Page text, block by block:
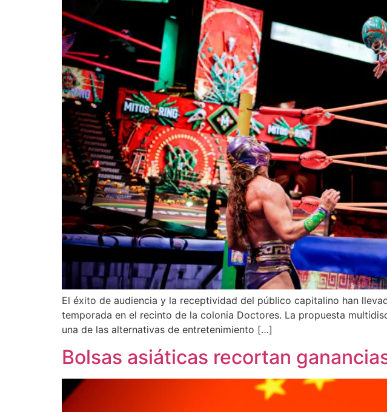
El éxito de audiencia y la receptividad del público capitalino han
temporada en el recinto de la colonia Doctores. La propuesta
una de las alternativas de entretenimiento […]
Bolsas asiáticas recortan